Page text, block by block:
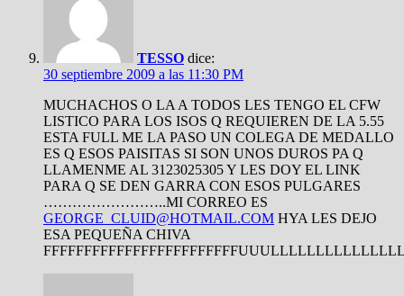
TESSO dice:
30 septiembre 2009 a las 11:30 PM
MUCHACHOS O LA A TODOS LES TENGO EL CFW
LISTICO PARA LOS ISOS Q REQUIEREN DE LA 5.55
ESTA FULL ME LA PASO UN COLEGA DE MEDALLO
ES Q ESOS PAISITAS SI SON UNOS DUROS PA Q
LLAMENME AL 3123025305 Y LES DOY EL LINK
PARA Q SE DEN GARRA CON ESOS PULGARES
……………………..MI CORREO ES
GEORGE_CLUID@HOTMAIL.COM HYA LES DEJO
ESA PEQUEÑA CHIVA